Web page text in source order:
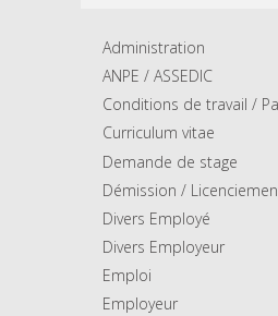
Administration
ANPE / ASSEDIC
Conditions de travail /
Curriculum vitae
Demande de stage
Démission /
Divers Employé
Divers Employeur
Emploi
Employeur